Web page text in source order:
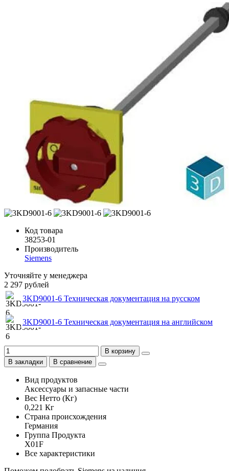
Код товара
38253-01
Производитель
Siemens
Уточняйте у менеджера
2 297 рублей
3KD9001-6 Техническая документация на русском
3KD9001-6 Техническая документация на английском
В корзину
В закладки
В сравнение
Вид продуктов
Аксессуары и запасные части
Вес Нетто (Кг)
0,221 Кг
Страна происхождения
Германия
Группа Продукта
X01F
Все характеристики